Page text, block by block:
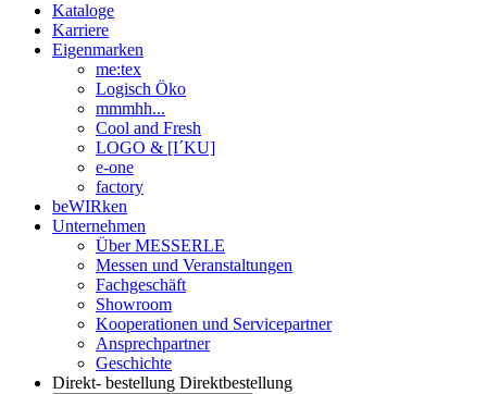
Kataloge
Karriere
Eigenmarken
me:tex
Logisch Öko
mmmhh...
Cool and Fresh
LOGO & [I´KU]
e-one
factory
beWIRken
Unternehmen
Über MESSERLE
Messen und Veranstaltungen
Fachgeschäft
Showroom
Kooperationen und Servicepartner
Ansprechpartner
Geschichte
Direkt- bestellung Direktbestellung